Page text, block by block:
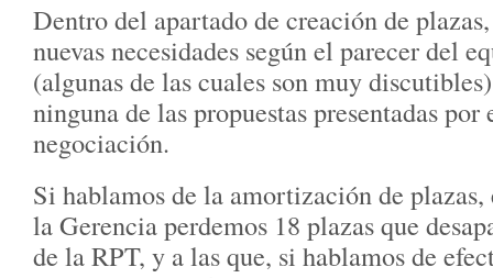
Dentro del apartado de creación de
nuevas necesidades según el parecer del
(algunas de las cuales son muy
ninguna de las propuestas presentadas
negociación.
Si hablamos de la amortización de plazas,
la Gerencia perdemos 18 plazas que
de la RPT, y a las que, si hablamos de